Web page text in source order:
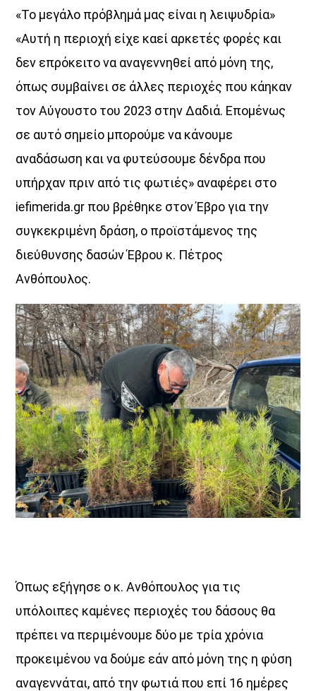
«Το μεγάλο πρόβλημά μας είναι η λειψυδρία»
«Αυτή η περιοχή είχε καεί αρκετές φορές και
δεν επρόκειτο να αναγεννηθεί από μόνη της,
όπως συμβαίνει σε άλλες περιοχές που κάηκαν
τον Αύγουστο του 2023 στην Δαδιά. Επομένως
σε αυτό σημείο μπορούμε να κάνουμε
αναδάσωση και να φυτεύσουμε δένδρα που
υπήρχαν πριν από τις φωτιές» αναφέρει στο
iefimerida.gr που βρέθηκε στον Έβρο για την
συγκεκριμένη δράση, ο προϊστάμενος της
διεύθυνσης δασών Έβρου κ. Πέτρος
Ανθόπουλος.
Όπως εξήγησε ο κ. Ανθόπουλος για τις
υπόλοιπες καμένες περιοχές του δάσους θα
πρέπει να περιμένουμε δύο με τρία χρόνια
προκειμένου να δούμε εάν από μόνη της η φύση
αναγεννάται, από την φωτιά που επί 16 ημέρες